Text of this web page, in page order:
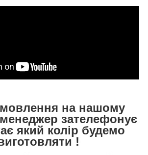
на нашому
зателефонує
який колір будемо
!